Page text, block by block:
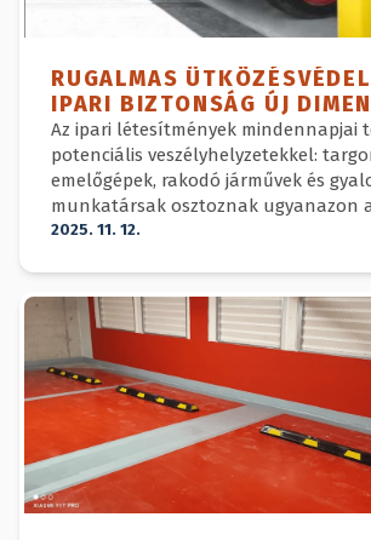
RUGALMAS
IPARI BIZTONSÁG ÚJ
Az ipari létesítmények mindennapjai
potenciális veszélyhelyzetekkel:
emelőgépek, rakodó járművek és
munkatársak osztoznak ugyanazon
2025. 11. 12.